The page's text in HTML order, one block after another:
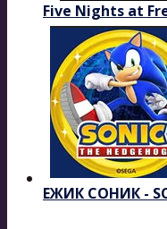
Five Nights at
ЕЖИК СОНИК -